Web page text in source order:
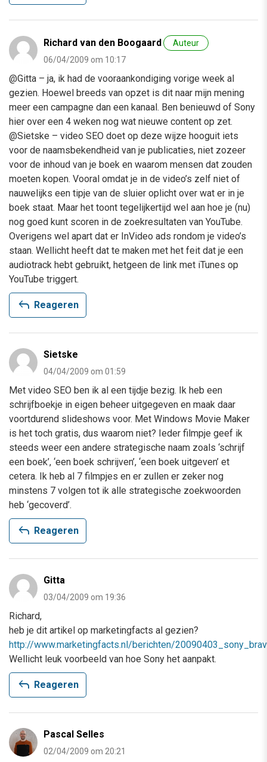
Richard van den Boogaard
Auteur
06/04/2009 om 10:17
@Gitta – ja, ik had de vooraankondiging vorige week al
gezien. Hoewel breeds van opzet is dit naar mijn mening
meer een campagne dan een kanaal. Ben benieuwd of Sony
hier over een 4 weken nog wat nieuwe content op zet.
@Sietske – video SEO doet op deze wijze hooguit iets
voor de naamsbekendheid van je publicaties, niet zozeer
voor de inhoud van je boek en waarom mensen dat zouden
moeten kopen. Vooral omdat je in de video’s zelf niet of
nauwelijks een tipje van de sluier oplicht over wat er in je
boek staat. Maar het toont tegelijkertijd wel aan hoe je (nu)
nog goed kunt scoren in de zoekresultaten van YouTube.
Overigens wel apart dat er InVideo ads rondom je video’s
staan. Wellicht heeft dat te maken met het feit dat je een
audiotrack hebt gebruikt, hetgeen de link met iTunes op
YouTube triggert.
reply Reageren
Sietske
04/04/2009 om 01:59
Met video SEO ben ik al een tijdje bezig. Ik heb een
schrijfboekje in eigen beheer uitgegeven en maak daar
voortdurend slideshows voor. Met Windows Movie Maker
is het toch gratis, dus waarom niet? Ieder filmpje geef ik
steeds weer een andere strategische naam zoals ‘schrijf
een boek’, ‘een boek schrijven’, ‘een boek uitgeven’ et
cetera. Ik heb al 7 filmpjes en er zullen er zeker nog
minstens 7 volgen tot ik alle strategische zoekwoorden
heb ‘gecoverd’.
reply Reageren
Gitta
03/04/2009 om 19:36
Richard,
heb je dit artikel op marketingfacts al gezien?
http://www.marketingfacts.nl/berichten/
Wellicht leuk voorbeeld van hoe Sony het aanpakt.
reply Reageren
Pascal Selles
02/04/2009 om 20:21